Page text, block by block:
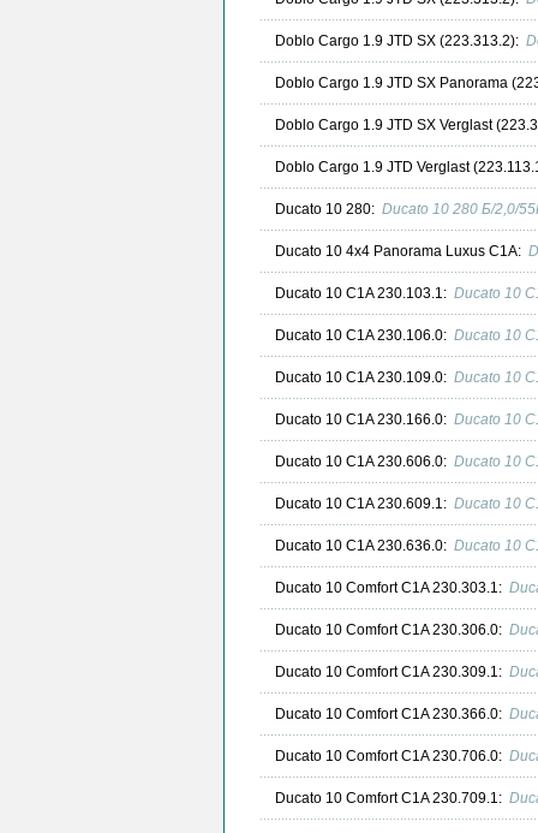
Doblo Cargo 1.9 JTD SX (223.313.2):
Doblo Cargo 1.9 JTD SX Panorama
Doblo Cargo 1.9 JTD SX Verglast
Doblo Cargo 1.9 JTD Verglast
Ducato 10 280: Ducato 10 280 Б/2,0/
Ducato 10 4x4 Panorama Luxus C1A:
Ducato 10 C1A 230.103.1: Ducato 10
Ducato 10 C1A 230.106.0: Ducato 10
Ducato 10 C1A 230.109.0: Ducato 10
Ducato 10 C1A 230.166.0: Ducato 10
Ducato 10 C1A 230.606.0: Ducato 10
Ducato 10 C1A 230.609.1: Ducato 10
Ducato 10 C1A 230.636.0: Ducato 10
Ducato 10 Comfort C1A 230.303.1:
Ducato 10 Comfort C1A 230.306.0:
Ducato 10 Comfort C1A 230.309.1:
Ducato 10 Comfort C1A 230.366.0:
Ducato 10 Comfort C1A 230.706.0:
Ducato 10 Comfort C1A 230.709.1: